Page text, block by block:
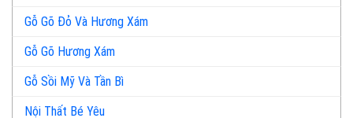
Gỗ Gõ Đỏ Và Hương Xám
Gỗ Gõ Hương Xám
Gỗ Sồi Mỹ Và Tần Bì
Nội Thất Bé Yêu